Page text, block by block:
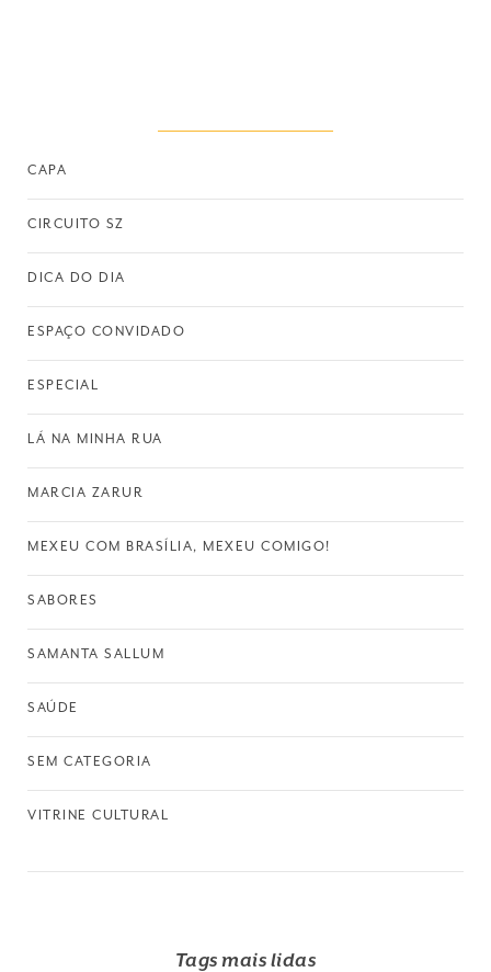
CAPA
CIRCUITO SZ
DICA DO DIA
ESPAÇO CONVIDADO
ESPECIAL
LÁ NA MINHA RUA
MARCIA ZARUR
MEXEU COM BRASÍLIA, MEXEU COMIGO!
SABORES
SAMANTA SALLUM
SAÚDE
SEM CATEGORIA
VITRINE CULTURAL
Tags mais lidas